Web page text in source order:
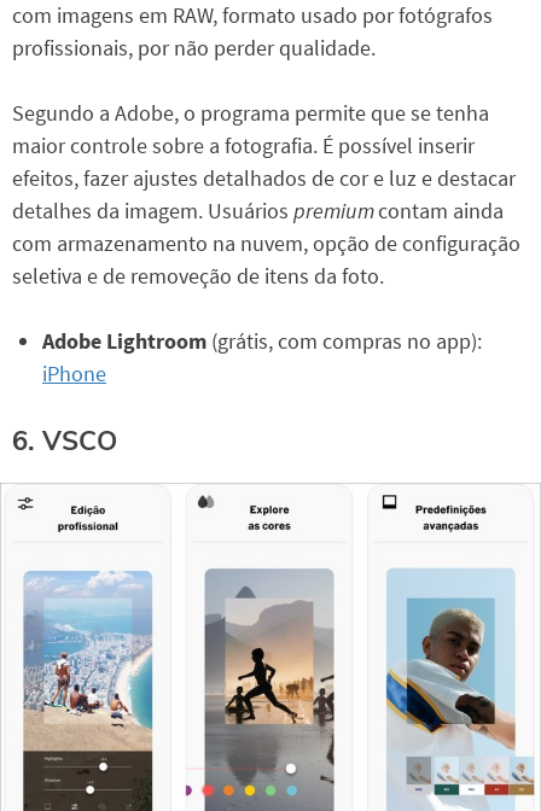
com imagens em RAW, formato usado por fotógrafos
profissionais, por não perder qualidade.
Segundo a Adobe, o programa permite que se tenha
maior controle sobre a fotografia. É possível inserir
efeitos, fazer ajustes detalhados de cor e luz e destacar
detalhes da imagem. Usuários premiumcontam ainda
com armazenamento na nuvem, opção de configuração
seletiva e de removeção de itens da foto.
Adobe Lightroom (grátis, com compras no app):
iPhone
6. VSCO